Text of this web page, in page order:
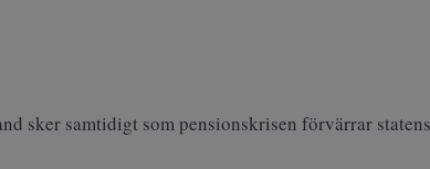
sker samtidigt som pensionskrisen förvärrar statens